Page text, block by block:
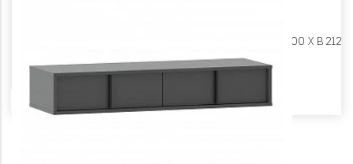
Ш 450 X Г 400 X В 212
Цвет